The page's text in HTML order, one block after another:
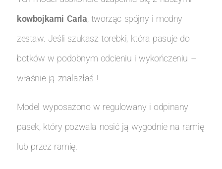
kowbojkami Carla, tworząc spójny i modny
zestaw. Jeśli szukasz torebki, która pasuje do
botków w podobnym odcieniu i wykończeniu –
właśnie ją znalazłaś !
Model wyposażono w regulowany i odpinany
pasek, który pozwala nosić ją wygodnie na ramię
lub przez ramię.